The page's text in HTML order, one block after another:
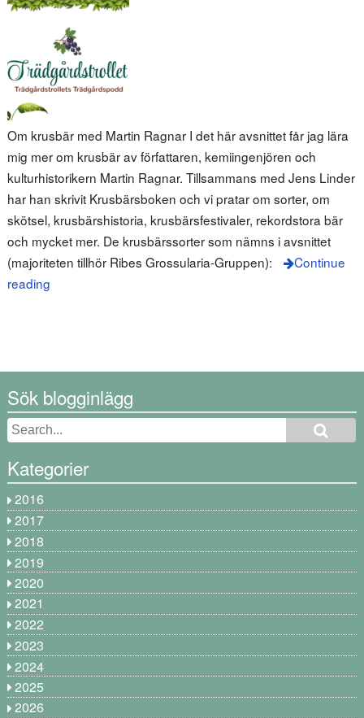
Om krusbär med Martin Ragnar I det här avsnittet får jag lära
mig mer om krusbär av författaren, kemiingenjören och
kulturhistorikern Martin Ragnar. Tillsammans med Jens Linder
har han skrivit Krusbärsboken och vi pratar om sorter, om
skötsel, krusbärshistoria, krusbärsfestivaler, rekordstora bär
och mycket mer. De krusbärssorter som nämns i avsnittet
(majoriteten tillhör Ribes Grossularia-Gruppen):
Continue
reading
Sök blogginlägg
Kategorier
2016
2017
2018
2019
2020
2021
2022
2023
2024
2025
2026